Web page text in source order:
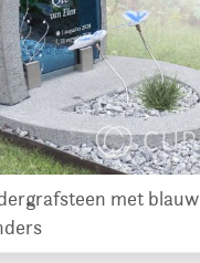
met blauw